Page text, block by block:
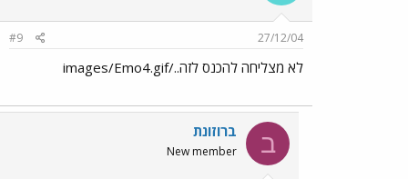
27/12/04
#9
לא מצליחה להכנס לזה../images/Emo4.gif
ב ברוזונת
New member